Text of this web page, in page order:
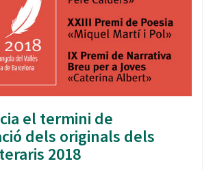
el termini de
dels originals dels
2018